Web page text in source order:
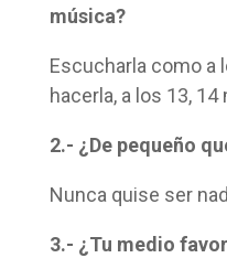
música?
Escucharla como a
hacerla, a los 13,
2.- ¿De pequeño
Nunca quise ser
3.- ¿Tu medio